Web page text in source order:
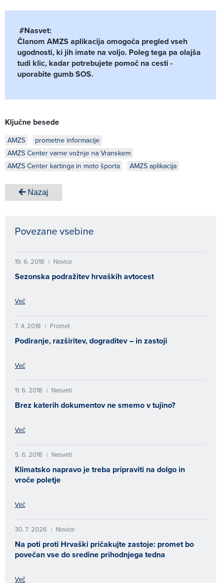
#Nasvet:
Članom AMZS aplikacija omogoča pregled vseh
ugodnosti, ki jih imate na voljo. Poleg tega pa olajša
tudi klic, kadar potrebujete pomoč na cesti -
uporabite gumb SOS.
Ključne besede
AMZS
prometne informacije
AMZS Center varne vožnje na Vranskem
AMZS Center kartinga in moto športa
AMZS aplikacija
Nazaj
Povezane vsebine
19. 6. 2018 | Novice
Sezonska podražitev hrvaških avtocest
Več
7. 4. 2018 | Promet
Podiranje, razširitev, dograditev – in zastoji
Več
11. 6. 2018 | Nasveti
Brez katerih dokumentov ne smemo v tujino?
Več
5. 6. 2018 | Nasveti
Klimatsko napravo je treba pripraviti na dolgo in
vroče poletje
Več
30. 7. 2026 | Novice
Na poti proti Hrvaški pričakujte zastoje: promet bo
povečan vse do sredine prihodnjega tedna
Več